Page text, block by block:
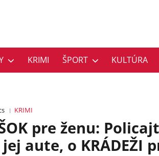
KRIMI ŠPORT KULTÚRA
KRIMI
pre ženu:
jej aute, o KRÁDEŽI